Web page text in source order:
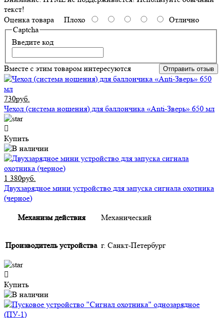
текст!
Оценка товара Плохо
Отлично
Captcha
Введите код
Отправить отзыв
Вместе с этим товаром интересуются
730руб.
Чехол (система ношения) для баллончика «Anti-Зверь» 650 мл
Купить
1 380руб.
Двухзарядное мини устройство для запуска сигнала охотника
(черное)
Механизм действия Механический
Производитель устройства г. Санкт-Петербург
Купить